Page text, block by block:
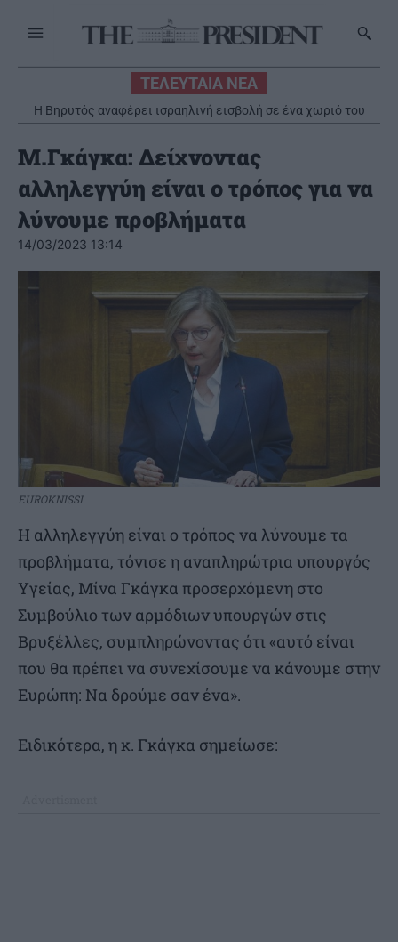
ΤΕΛΕΥΤΑΙΑ ΝΕΑ
Η Βηρυτός αναφέρει ισραηλινή εισβολή σε ένα χωριό του
νότου παρά την ανάπτυξη του λιβανικού στρατού
Μ.Γκάγκα: Δείχνοντας
αλληλεγγύη είναι ο τρόπος για να
λύνουμε προβλήματα
14/03/2023 13:14
EUROKNISSI
H αλληλεγγύη είναι ο τρόπος να λύνουμε τα
προβλήματα, τόνισε η αναπληρώτρια υπουργός
Υγείας, Μίνα Γκάγκα προσερχόμενη στο
Συμβούλιο των αρμόδιων υπουργών στις
Βρυξέλλες, συμπληρώνοντας ότι «αυτό είναι
που θα πρέπει να συνεχίσουμε να κάνουμε στην
Ευρώπη: Να δρούμε σαν ένα».
Ειδικότερα, η κ. Γκάγκα σημείωσε: